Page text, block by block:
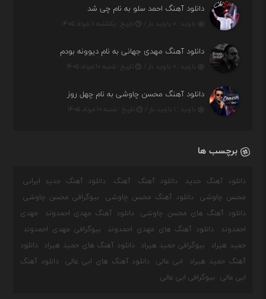
دانلود آهنگ احمد سلو به نام چی شد
بازدید : ۰ بازدید بار / تاریخ : یکشنبه ۱۱ مرداد ۱۴۰۵
دانلود آهنگ مهدی جهانی به نام دیوونه بودم
بازدید : ۰ بازدید بار / تاریخ : شنبه ۱۰ مرداد ۱۴۰۵
دانلود آهنگ محسن چاوشی به نام چهل روز
بازدید : ۱ بازدید بار / تاریخ : شنبه ۱۰ مرداد ۱۴۰۵
برچسب ها
دانلود آهنگ جدید دانلود آهنگ آهنگ
دانلود آهنگ جدید ایرانی
محسن چاوشی
دانلود آهنگ محسن چاوشی
بیوگرافی محسن چاوشی
دانلود آهنگ های محسن چاوشی
دانلود آهنگ مهدی احمدوند
مهدی
احمدوند
دانلود آهنگ های مهدی احمدوند
بیوگرافی مهدی احمدوند
حمید هیراد
بیوگرافی حمید هیراد دانلود آهنگ های حمید هیراد
دانلود
آهنگ حمید هیراد
ابی عالی دانلود آهنگ های ابی عالی
دانلود آهنگ
ابی عالی
بیوگرافی ابی عالی